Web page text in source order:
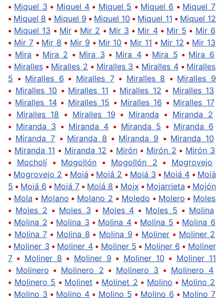
• Miquel 3 • Miquel 4 • Miquel 5 • Miquel 6 • Miquel 7
• Miquel 8 • Miquel 9 • Miquel 10 • Miquel 11 • Miquel 12
• Miquel 13 • Mir• Mir 2 • Mir 3 • Mir 4• Mir 5 • Mir 6
• Mir 7• Mir 8 • Mir 9 • Mir 10 • Mir 11 • Mir 12 • Mir 13
• Mira • Mira 2 • Mira 3 • Mira 4• Mira 5 • Mira 6
• Miralles• Miralles 2 • Miralles 3 • Miralles 4• Miralles
5 • Miralles 6 • Miralles 7• Miralles 8 • Miralles 9
• Miralles 10 • Miralles 11 • Miralles 12 • Miralles 13
• Miralles 14• Miralles 15 • Miralles 16 • Miralles 17
• Miralles 18 • Miralles 19 • Miranda • Miranda 2
• Miranda 3 • Miranda 4 • Miranda 5 • Miranda 6
• Miranda 7 • Miranda 8 • Miranda 9 • Miranda 10
• Miranda 11 • Miranda 12 • Mirón• Mirón 2 • Mirón 3
• Mocholí• Mogollón • Mogollón 2 • Mogrovejo
• Mogrovejo 2 • Moiá • Moiá 2 • Moiá 3 • Moiá 4 • Moiá
5 • Moiá 6 • Moiá 7 • Moiá 8 • Moix • Mojarrieta • Mojón
• Mola • Molano • Molano 2 • Moledo • Molero • Moles
• Moles 2 • Moles 3 • Moles 4 • Moles 5 • Molina
• Molina 2 • Molina 3 • Molina 4• Molina 5 • Molina 6
• Molina 7 • Molina 8 • Molina 9 • Moliner • Moliner 2
• Moliner 3 • Moliner 4• Moliner 5 • Moliner 6 • Moliner
7 • Moliner 8 • Moliner 9 • Moliner 10 • Moliner 11
• Molinero • Molinero 2 • Molinero 3 • Molinero 4
• Molinero 5 • Molinet • Molinet 2 • Molino • Molino 2
• Molino 3 • Molino 4 • Molino 5 • Molino 6 • Molino 7